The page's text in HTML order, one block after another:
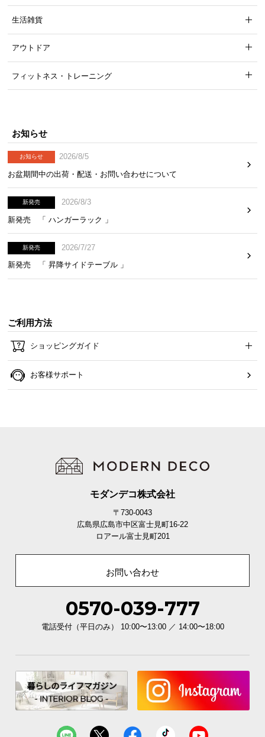
1枚の基布に葉を編込んでいる
だけなので、葉が抜けやす
い。
層で固定。葉が抜けにくく高
雨の日でも安心
チリ。雨でも水が溜まる心配はありません！
した。日光による退色が少ない、高品質な人工芝で
す。
生活雑貨
アウトドア
フィットネス・トレーニング
お知らせ
お知らせ
2026/8/5
お盆期間中の出荷・配送・お問い合わせについて
新発売
2026/8/3
新発売 「 ハンガーラック 」
新発売
2026/7/27
新発売 「 昇降サイドテーブル 」
ご利用方法
ショッピングガイド
お客様サポート
モダンデコ株式会社
〒730-0043
広島県広島市中区富士見町16-22
ロアール富士見町201
お問い合わせ
0570-039-777
電話受付（平日のみ） 10:00〜13:00 ／ 14:00〜18:00